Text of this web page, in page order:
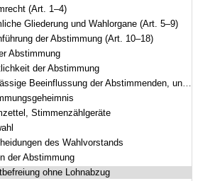
(Art. 1–4)
Gliederung und Wahlorgane (Art. 5–9)
der Abstimmung (Art. 10–18)
Abstimmung
der Abstimmung
der Abstimmenden, unzulässige Veröffentlichung von Befragungen zur Stimmabgabe
Stimmenzählgeräte
des Wahlvorstands
der Abstimmung
ohne Lohnabzug